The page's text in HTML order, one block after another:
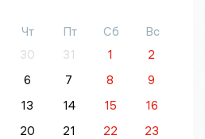
Чт Пт Сб
Вс
30 31 1
2
6 7 8
9
13 14 15
16
20 21 22
23